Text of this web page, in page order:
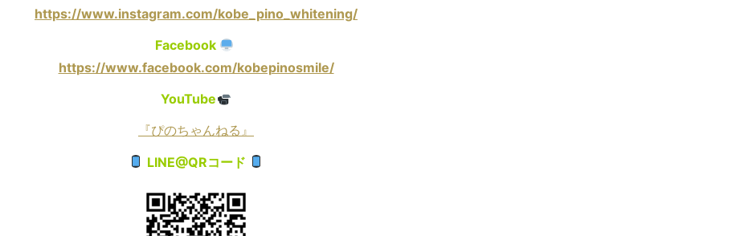
https://www.instagram.com/kobe_pino_whitening/
Facebook
https://www.facebook.com/kobepinosmile/
YouTube
『ぴのちゃんねる』
LINE@QRコード